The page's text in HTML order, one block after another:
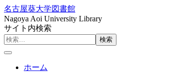
名古屋葵大学図書館
Nagoya Aoi University Library
サイト内検索
検索
ホーム